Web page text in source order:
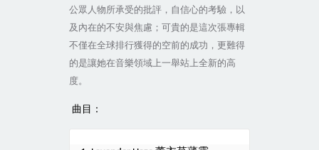
公眾人物所承受的批評，自信心的考驗，以
及內在的不安與焦慮；可貴的是這次張專輯
不僅在全球排行獲得的空前的成功，更難得
的是讓她在音樂領域上一舉站上全新的高
度。
曲目：